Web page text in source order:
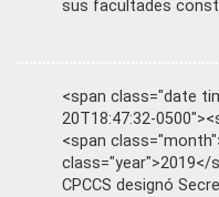
sus facultades
<span class="date
20T18:47:32-
<span
class="year">2019</
CPCCS designó